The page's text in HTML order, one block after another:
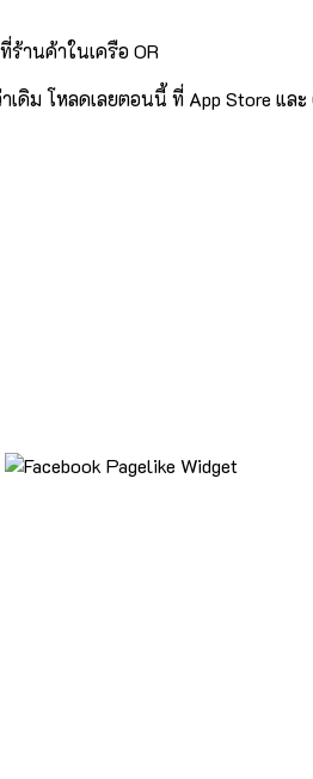
านค้าในเครือ OR
ม โหลดเลยตอนนี้ ที่ App Store และ